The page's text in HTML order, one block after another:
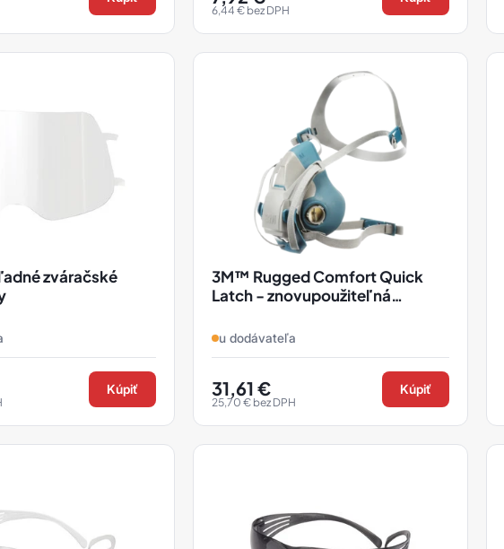
6,44€ bez DPH
zváračské
Kúpiť
3M™ Rugged Comfort Quick
Latch - znovupoužiteľná
6500QL
u dodávateľa
31,61€
25,70€ bez DPH
Kúpiť